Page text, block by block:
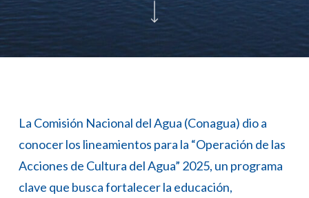
La Comisión Nacional del Agua (Conagua) dio a
conocer los lineamientos para la “Operación de las
Acciones de Cultura del Agua” 2025, un programa
clave que busca fortalecer la educación,